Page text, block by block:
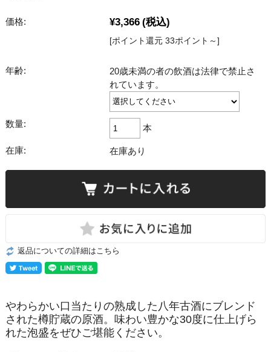
価格: ¥3,366 (税込)
[ポイント還元 33ポイント～]
年齢:
20歳未満の者の飲酒は法律で禁止さ
れています。
数量: 本
在庫: 在庫あり
返品についての詳細はこちら
やわらかい口当たりの熟成した八年古酒にブレンド
された樽貯蔵の原酒。味わい豊かな30度に仕上げら
れた泡盛をぜひご堪能ください。